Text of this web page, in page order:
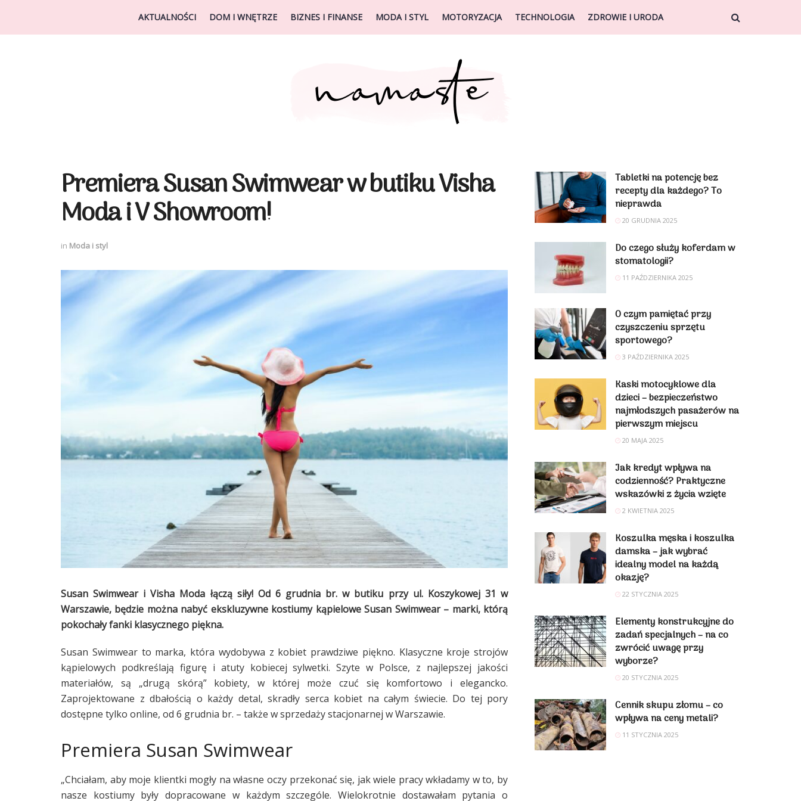
AKTUALNOŚCI DOM I WNĘTRZE BIZNES I FINANSE MODA I STYL MOTORYZACJA TECHNOLOGIA ZDROWIE I URODA
Premiera Susan Swimwear w butiku Visha
Moda i V Showroom!
in Moda i styl
Susan Swimwear i Visha Moda łączą siły! Od 6 grudnia br. w butiku przy ul. Koszykowej 31 w
Warszawie, będzie można nabyć ekskluzywne kostiumy kąpielowe Susan Swimwear – marki, którą
pokochały fanki klasycznego piękna.
Susan Swimwear to marka, która wydobywa z kobiet prawdziwe piękno. Klasyczne kroje strojów
kąpielowych podkreślają figurę i atuty kobiecej sylwetki. Szyte w Polsce, z najlepszej jakości
materiałów, są „drugą skórą” kobiety, w której może czuć się komfortowo i elegancko.
Zaprojektowane z dbałością o każdy detal, skradły serca kobiet na całym świecie. Do tej pory
dostępne tylko online, od 6 grudnia br. – także w sprzedaży stacjonarnej w Warszawie.
Premiera Susan Swimwear
„Chciałam, aby moje klientki mogły na własne oczy przekonać się, jak wiele pracy wkładamy w to, by
nasze kostiumy były dopracowane w każdym szczególe. Wielokrotnie dostawałam pytania o
Tabletki na potencję bez
recepty dla każdego? To
nieprawda
20 GRUDNIA 2025
Do czego służy koferdam w
stomatologii?
11 PAŹDZIERNIKA 2025
O czym pamiętać przy
czyszczeniu sprzętu
sportowego?
3 PAŹDZIERNIKA 2025
Kaski motocyklowe dla
dzieci – bezpieczeństwo
najmłodszych pasażerów na
pierwszym miejscu
20 MAJA 2025
Jak kredyt wpływa na
codzienność? Praktyczne
wskazówki z życia wzięte
2 KWIETNIA 2025
Koszulka męska i koszulka
damska – jak wybrać
idealny model na każdą
okazję?
22 STYCZNIA 2025
Elementy konstrukcyjne do
zadań specjalnych – na co
zwrócić uwagę przy
wyborze?
20 STYCZNIA 2025
Cennik skupu złomu – co
wpływa na ceny metali?
11 STYCZNIA 2025